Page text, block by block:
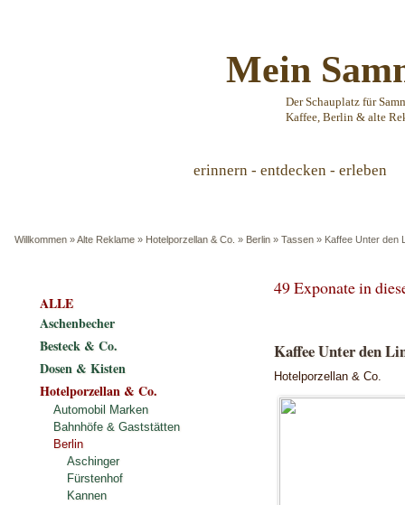
Mein
Der Schauplatz für
Kaffee, Berlin & alte
erinnern - entdecken - erleben
Willkommen »Alte Reklame » Hotelporzellan & Co. » Berlin » Tassen » Kaffee Unter den
49 Exponate in
Kaffee Unter den
Hotelporzellan & Co.
ALLE
Aschenbecher
Besteck & Co.
Dosen & Kisten
Hotelporzellan & Co.
Automobil Marken
Bahnhöfe & Gaststätten
Berlin
Aschinger
Fürstenhof
Kannen